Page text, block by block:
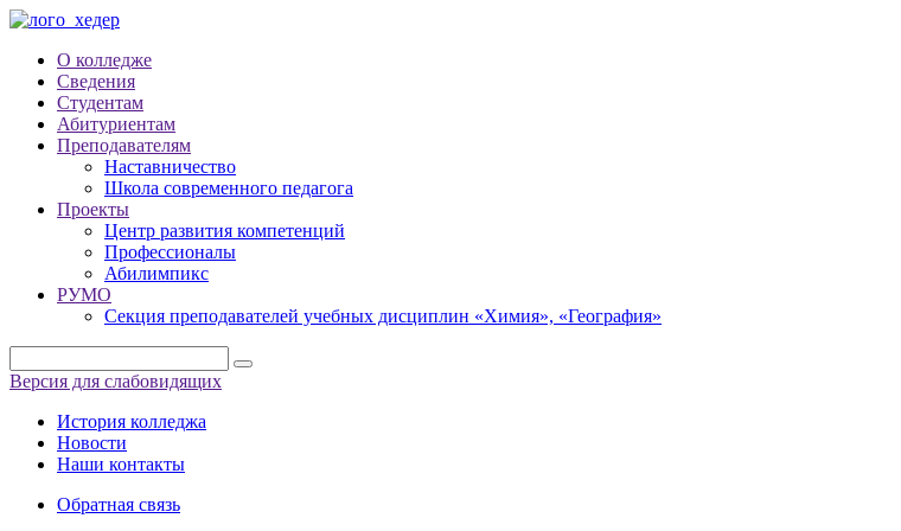
О колледже
Сведения
Студентам
Абитуриентам
Преподавателям
Наставничество
Школа современного педагога
Проекты
Центр развития компетенций
Профессионалы
Абилимпикс
РУМО
Секция преподавателей учебных дисциплин «Химия», «География»
Версия для слабовидящих
История колледжа
Новости
Наши контакты
Обратная связь